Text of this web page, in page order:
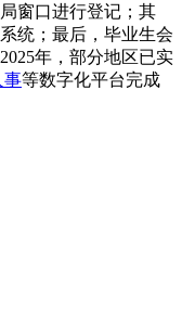
窗口进行登记；其
统；最后，毕业生会
年，部分地区已实
事等数字化平台完成